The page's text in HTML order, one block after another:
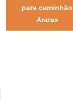
para caminhão
Araras